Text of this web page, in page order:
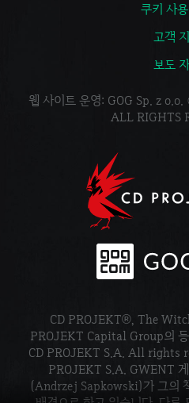
쿠키 사
고객
보도
웹 사이트 운영: GOG Sp. z
ALL RIGHTS
CD PROJEKT®, The
PROJEKT Capital Group의
CD PROJEKT S.A. All rights
PROJEKT S.A. GWENT
(Andrzej Sapkowski)가 그의